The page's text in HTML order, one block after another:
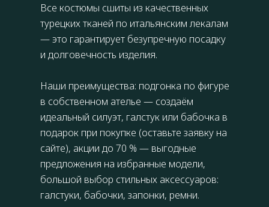
Все костюмы сшиты из качественных
турецких тканей по итальянским лекалам
— это гарантирует безупречную посадку
и долговечность изделия.
Наши преимущества: подгонка по фигуре
в собственном ателье — создаём
идеальный силуэт, галстук или бабочка в
подарок при покупке (оставьте заявку на
сайте), акции до 70 % — выгодные
предложения на избранные модели,
большой выбор стильных аксессуаров:
галстуки, бабочки, запонки, ремни.